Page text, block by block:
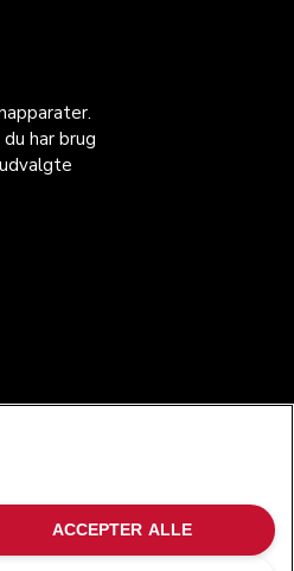
har brug
ACCEPTER ALLE